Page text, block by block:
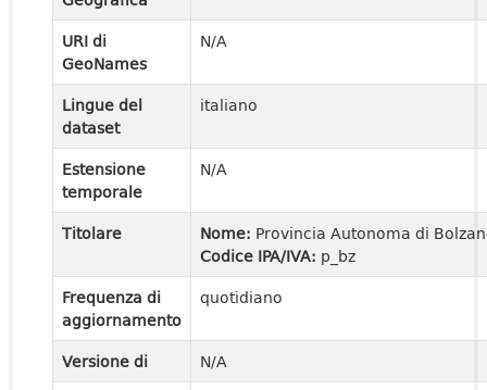
URI di
GeoNames
N/A
Lingue del
dataset
italiano
Estensione
temporale
N/A
Titolare Nome: Provincia Autonoma di
Codice IPA/IVA: p_bz
Frequenza di
aggiornamento
quotidiano
Versione di
N/A